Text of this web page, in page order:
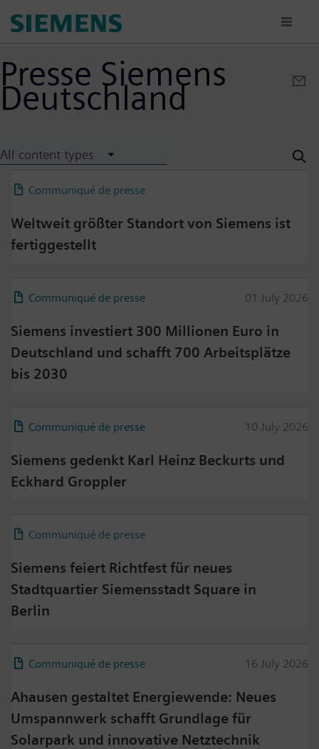
au
principal
Presse Siemens
Deutschland
All content types
Communiqué de presse
Weltweit größter Standort von Siemens ist
fertiggestellt
Communiqué de presse 01 July 2026
Siemens investiert 300 Millionen Euro in
Deutschland und schafft 700 Arbeitsplätze
bis 2030
Communiqué de presse 10 July 2026
Siemens gedenkt Karl Heinz Beckurts und
Eckhard Groppler
Communiqué de presse
Siemens feiert Richtfest für neues
Stadtquartier Siemensstadt Square in
Berlin
Communiqué de presse 16 July 2026
Ahausen gestaltet Energiewende: Neues
Umspannwerk schafft Grundlage für
Solarpark und innovative Netztechnik